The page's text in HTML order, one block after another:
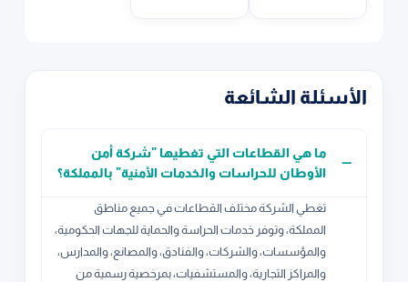
الأسئلة الشائعة
ما هي القطاعات التي تغطيها "شركة أمن
الأوطان للحراسات والخدمات الأمنية" بالمملكة؟
تغطي الشركة مختلف القطاعات في جميع مناطق
المملكة، وتوفر خدمات الحراسة والحماية للجهات الحكومية،
والمؤسسات، والشركات، والفنادق، والمصانع، والمدارس،
والمراكز التجارية، والمستشفيات، بمرخصية رسمية من